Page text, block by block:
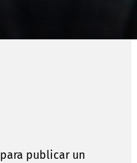
para publicar un